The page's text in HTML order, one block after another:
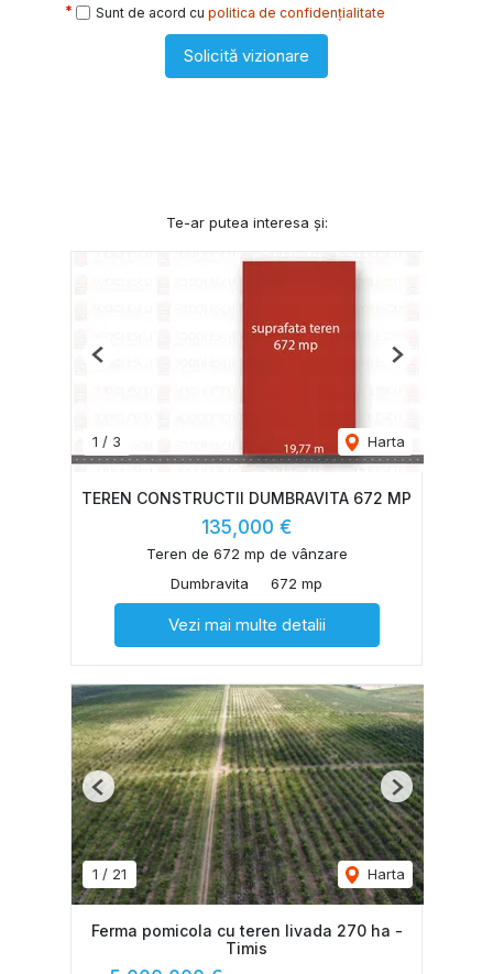
Sunt de acord cu politica de confidențialitate
Solicită vizionare
Te-ar putea interesa și:
1 / 3 Harta
Previous Next
TEREN CONSTRUCTII DUMBRAVITA 672 MP
135,000 €
Teren de 672 mp de vânzare
Dumbravita
672 mp
Vezi mai multe detalii
1 / 21 Harta
Previous Next
Ferma pomicola cu teren livada 270 ha -
Timis